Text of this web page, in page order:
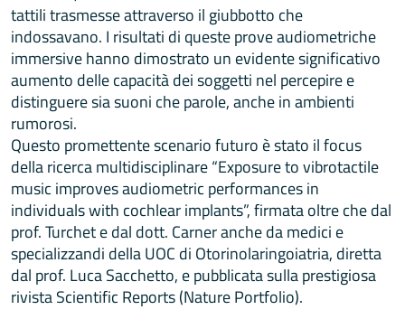
tattili trasmesse attraverso il giubbotto che
indossavano. I risultati di queste prove audiometriche
immersive hanno dimostrato un evidente significativo
aumento delle capacità dei soggetti nel percepire e
distinguere sia suoni che parole, anche in ambienti
rumorosi.
Questo promettente scenario futuro è stato il focus
della ricerca multidisciplinare “Exposure to vibrotactile
music improves audiometric performances in
individuals with cochlear implants”, firmata oltre che dal
prof. Turchet e dal dott. Carner anche da medici e
specializzandi della UOC di Otorinolaringoiatria, diretta
dal prof. Luca Sacchetto, e pubblicata sulla prestigiosa
rivista Scientific Reports (Nature Portfolio).